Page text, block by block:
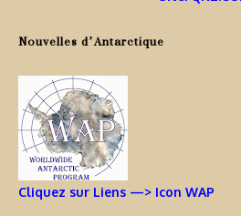
Nouvelles d’Antarctique
Cliquez sur Liens —> Icon WAP